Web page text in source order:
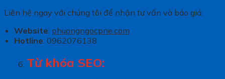
Liên hệ ngay với chúng tôi để nhận tư vấn và báo giá:
Website: phuongngocpne.com
Hotline: 0962076138
Từ khóa SEO: